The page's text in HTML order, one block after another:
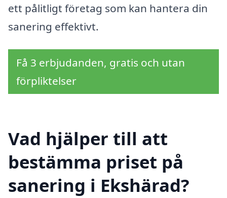
ett pålitligt företag som kan hantera din
sanering effektivt.
Få 3 erbjudanden, gratis och utan
förpliktelser
Vad hjälper till att
bestämma priset på
sanering i Ekshärad?